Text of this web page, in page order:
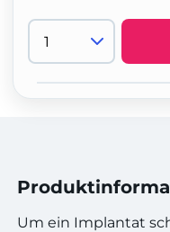
Um ein Implantat